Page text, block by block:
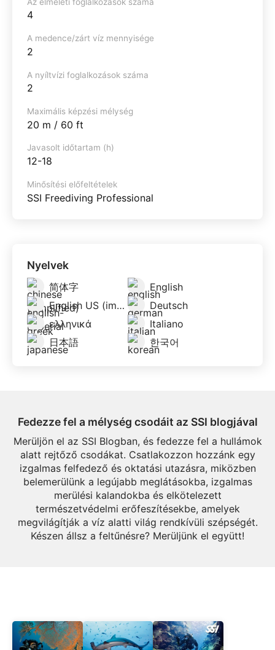
4
A medence/zárt víz mennyisége
2
A nyíltvízi foglalkozások száma
2
Maximális képzési mélység
20 m / 60 ft
Javasolt időtartam (h)
12-18
Minősítési előfeltételek
SSI Freediving Professional
Nyelvek
简体字
English
English US (imperial)
Deutsch
ελληνικά
Italiano
日本語
한국어
Fedezze fel a mélység csodáit az SSI blogjával
Merüljön el az SSI Blogban, és fedezze fel a hullámok
alatt rejtőző csodákat. Csatlakozzon hozzánk egy
izgalmas felfedező és oktatási utazásra, miközben
belemerülünk a legújabb meglátásokba, izgalmas
merülési kalandokba és elkötelezett
természetvédelmi erőfeszítésekbe, amelyek
megvilágítják a víz alatti világ rendkívüli szépségét.
Készen állsz a feltűnésre? Merüljünk el együtt!